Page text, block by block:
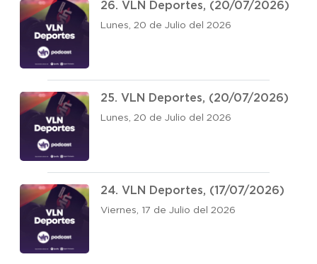
26. VLN Deportes, (20/07/2026)
Lunes, 20 de Julio del 2026
25. VLN Deportes, (20/07/2026)
Lunes, 20 de Julio del 2026
24. VLN Deportes, (17/07/2026)
Viernes, 17 de Julio del 2026